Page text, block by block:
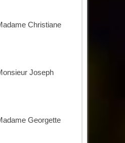
Christiane
Joseph
Georgette